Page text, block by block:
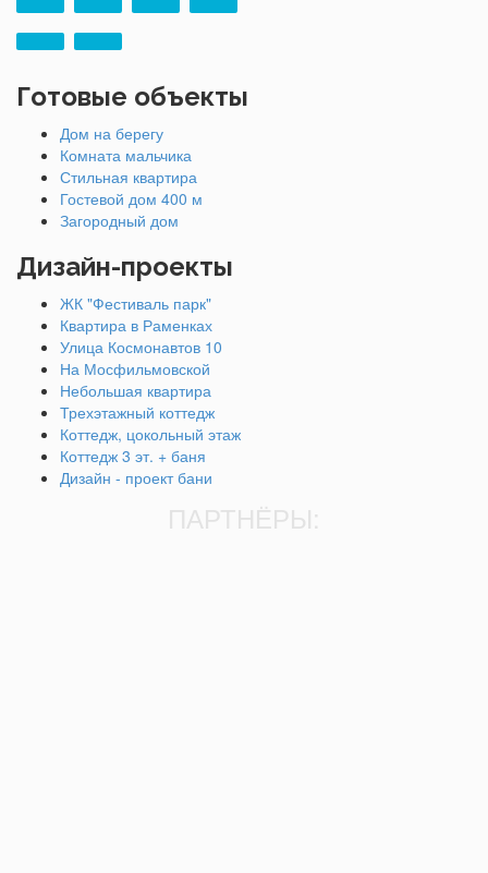
Готовые объекты
Дом на берегу
Комната мальчика
Стильная квартира
Гостевой дом 400 м
Загородный дом
Дизайн-проекты
ЖК "Фестиваль парк"
Квартира в Раменках
Улица Космонавтов 10
На Мосфильмовской
Небольшая квартира
Трехэтажный коттедж
Коттедж, цокольный этаж
Коттедж 3 эт. + баня
Дизайн - проект бани
ПАРТНЁРЫ: